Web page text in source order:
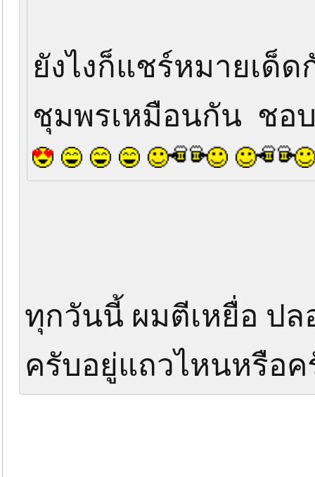
ยังไงก็แชร์หมายเด็
ชุมพรเหมือนกัน ชอ
ทุกวันนี้ ผมตีเหยื่อ ปล
ครับอยู่แถวไหนหรือ